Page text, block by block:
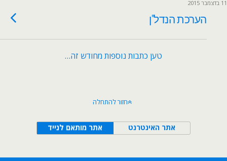
11 בדצמבר 2015
הערכת הנדל"ן
טען כתבות נוספות מחודש זה…
חזור להתחלה
אתר מותאם לנייד אתר האינטרנט